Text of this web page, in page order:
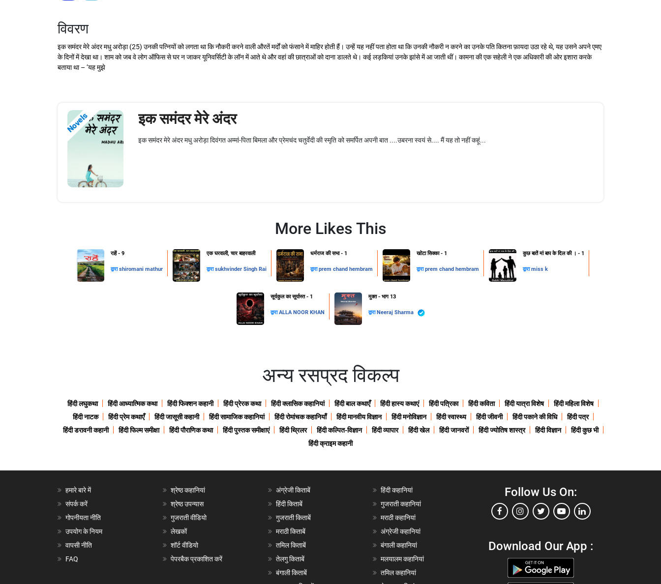
विवरण
इक समंदर मेरे अंदर मधु अरोड़ा (25) उनकी पत्नियों को लगता था कि नौकरी करने वाली औरतें मर्दों को फंसाने में माहिर होती हैं। उन्‍हें यह नहीं पता होता था कि उनकी नौकरी न करने का उनके पति कितना फ़ायदा उठा रहे थे, यह उसने अपने एमए
के दिनों में देखा था। शाम को जब वे लोग ऑफिस से घर न जाकर यूनिवर्सिटी के लॉन में आते थे और वहां की छात्राओं को दाना डालते थे। कई लड़कियां उनके झांसे में आ जाती थीं। कामना की एक सहेली ने एक अधिकारी की ओर इशारा करके
बताया था – ‘यह मुझे
Novels इक समंदर मेरे अंदर
इक समंदर मेरे अंदर मधु अरोड़ा दिवंगत अम्‍मां-पिता बिमला और प्रेमचंद चतुर्वेदी की स्मृति को समर्पित अपनी बात ....उबरना स्वयं से.... मैं यह तो नहीं कहूं...
More Likes This
राहें - 9
द्वाराshiromani mathur
एक घरवाली, चार बाहरवाली
द्वाराsukhvinder Singh Rai
धर्मराज की सभा - 1
द्वाराprem chand hembram
खोटा सिक्का - 1
द्वाराprem chand hembram
कुछ बातें मां बाप के दिल की । - 1
द्वाराmiss k
सूर्यकुल का सूर्यास्त - 1
द्वाराALLA NOOR KHAN
मुक्त - भाग 13
द्वारा Neeraj Sharma
अन्य रसप्रद विकल्प
हिंदी लघुकथा हिंदी आध्यात्मिक कथा हिंदी फिक्शन कहानी हिंदी प्रेरक कथा हिंदी क्लासिक कहानियां हिंदी बाल कथाएँ हिंदी हास्य कथाएं हिंदी पत्रिका हिंदी कविता हिंदी यात्रा विशेष
हिंदी महिला विशेष
हिंदी नाटक
हिंदी प्रेम कथाएँ हिंदी जासूसी कहानी हिंदी सामाजिक कहानियां हिंदी रोमांचक कहानियाँ हिंदी मानवीय विज्ञान हिंदी मनोविज्ञान हिंदी स्वास्थ्य हिंदी जीवनी हिंदी पकाने की विधि
हिंदी पत्र
हिंदी डरावनी कहानी
हिंदी फिल्म समीक्षा हिंदी पौराणिक कथा हिंदी पुस्तक समीक्षाएं हिंदी थ्रिलर हिंदी कल्पित-विज्ञान हिंदी व्यापार हिंदी खेल हिंदी जानवरों हिंदी ज्योतिष शास्त्र हिंदी विज्ञान
हिंदी कुछ भी
हिंदी क्राइम कहानी
हमारे बारे में
संपर्क करें
गोपनीयता नीति
उपयोग के नियम
वापसी नीति
FAQ
श्रेष्ठ कहानियां
श्रेष्ठ उपन्यास
गुजराती वीडियो
लेखकों
शॉर्ट वीडियो
पेपरबैक प्रकाशित करें
अंग्रेजी किताबें
हिंदी किताबें
गुजराती किताबें
मराठी किताबें
तमिल किताबें
तेलगु किताबें
बंगाली किताबें
हिंदी कहानियां
गुजराती कहानियां
मराठी कहानियां
अंग्रेजी कहानियां
बंगाली कहानियां
मलयालम कहानियां
तमिल कहानियां
Follow Us On:
Download Our App :